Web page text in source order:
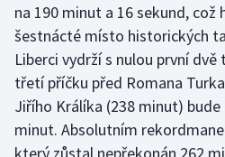
na 190 minut a 16 sekund, což
šestnácté místo historických
Liberci vydrží s nulou první
třetí příčku před Romana
Jiřího Králíka (238 minut)
minut. Absolutním
který zůstal nepřekonán 262